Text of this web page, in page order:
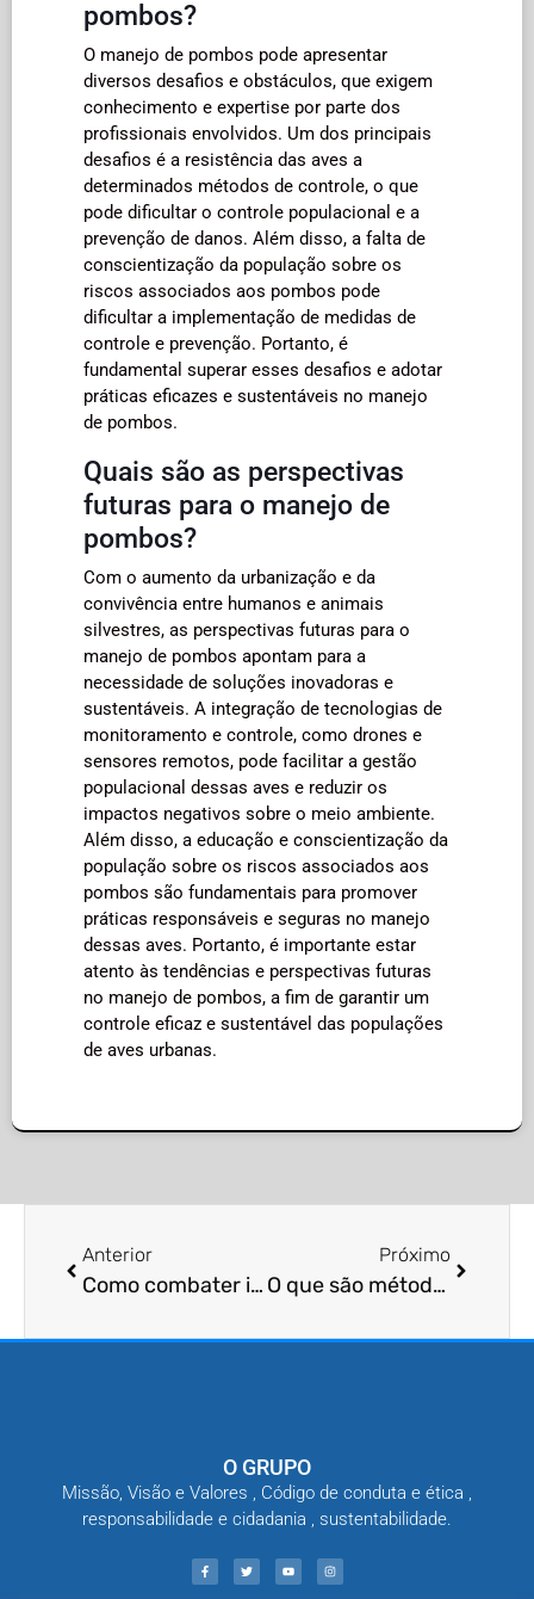
pombos?
O manejo de pombos pode apresentar
diversos desafios e obstáculos, que exigem
conhecimento e expertise por parte dos
profissionais envolvidos. Um dos principais
desafios é a resistência das aves a
determinados métodos de controle, o que
pode dificultar o controle populacional e a
prevenção de danos. Além disso, a falta de
conscientização da população sobre os
riscos associados aos pombos pode
dificultar a implementação de medidas de
controle e prevenção. Portanto, é
fundamental superar esses desafios e adotar
práticas eficazes e sustentáveis no manejo
de pombos.
Quais são as perspectivas
futuras para o manejo de
pombos?
Com o aumento da urbanização e da
convivência entre humanos e animais
silvestres, as perspectivas futuras para o
manejo de pombos apontam para a
necessidade de soluções inovadoras e
sustentáveis. A integração de tecnologias de
monitoramento e controle, como drones e
sensores remotos, pode facilitar a gestão
populacional dessas aves e reduzir os
impactos negativos sobre o meio ambiente.
Além disso, a educação e conscientização da
população sobre os riscos associados aos
pombos são fundamentais para promover
práticas responsáveis e seguras no manejo
dessas aves. Portanto, é importante estar
atento às tendências e perspectivas futuras
no manejo de pombos, a fim de garantir um
controle eficaz e sustentável das populações
de aves urbanas.
Anterior
Como combater infestações de moscas?
Próximo
O que são métodos de monitoramento de pragas?
O GRUPO
Missão, Visão e Valores , Código de conduta e ética ,
responsabilidade e cidadania , sustentabilidade.